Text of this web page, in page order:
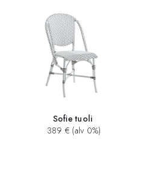
Sofie tuoli
389 € (alv 0%)